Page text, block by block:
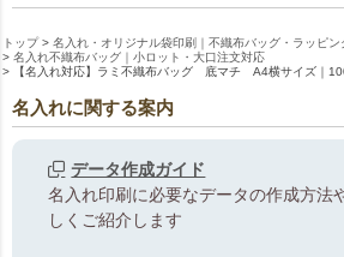
トップ
名入れ・オリジナル袋印刷｜不織布バッグ・ラッピン
名入れ不織布バッグ｜小ロット・大口注文対応
【名入れ対応】ラミ不織布バッグ 底マチ A4横サイズ｜
名入れに関する案内
データ作成ガイド
名入れ印刷に必要なデータの作成方法
しくご紹介します